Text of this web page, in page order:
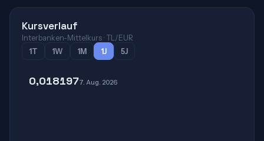
Kursverlauf
Interbanken-Mittelkurs · TL/EUR
1T
1W 1M 1J 5J
0,0181977. Aug. 2026